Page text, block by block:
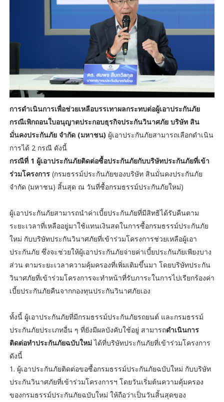
การดำเนินการเพื่อช่วยเหลือบรรเทาผลกระทบต่อผู้เอาประกันภัย
กรณีเพิกถอนใบอนุญาตประกอบธุรกิจประกันวินาศภัย บริษัท สิน
มั่นคงประกันภัย จำกัด (มหาชน) ผู้เอาประกันภัยสามารถเลือกดำเนิน
การได้ 2 กรณี ดังนี้
กรณีที่ 1 ผู้เอาประกันภัยติดต่อซื้อประกันภัยกับบริษัทประกันภัยที่เข้า
ร่วมโครงการ(กรมธรรม์ประกันภัยของบริษัท สินมั่นคงประกันภัย
จำกัด (มหาชน) สิ้นสุด ณ วันที่ซื้อกรมธรรม์ประกันภัยใหม่)
ผู้เอาประกันภัยสามารถนำค่าเบี้ยประกันภัยที่มีสิทธิได้รับคืนตาม
ระยะเวลาที่เหลืออยู่มาใช้แทนเงินสดในการซื้อกรมธรรม์ประกันภัย
ใหม่ กับบริษัทประกันวินาศภัยที่เข้าร่วมโครงการช่วยเหลือผู้เอา
ประกันภัย ซึ่งจะช่วยให้ผู้เอาประกันภัยจ่ายค่าเบี้ยประกันภัยเพียงบาง
ส่วน ตามระยะเวลาความคุ้มครองที่เพิ่มเติมขึ้นมา โดยบริษัทประกัน
วินาศภัยที่เข้าร่วมโครงการจะทำหน้าที่รับภาระในการไปเรียกร้องค่า
เบี้ยประกันภัยคืนจากกองทุนประกันวินาศภัยเอง
ทั้งนี้ ผู้เอาประกันภัยที่มีกรมธรรม์ประกันภัยรถยนต์ และกรมธรรม์
ประกันภัยประเภทอื่น ๆ ที่ยังมีผลบังคับใช้อยู่ สามารถดำเนินการ
ติดต่อทำประกันภัยฉบับใหม่ได้ที่บริษัทประกันภัยที่เข้าร่วมโครงการ
ดังนี้
1. ผู้เอาประกันภัยติดต่อขอซื้อกรมธรรม์ประกันภัยฉบับใหม่ กับบริษัท
ประกันวินาศภัยที่เข้าร่วมโครงการฯ โดยวันเริ่มต้นความคุ้มครอง
ของกรมธรรม์ประกันภัยฉบับใหม่ ให้ถือว่าเป็นวันสิ้นสุดของ